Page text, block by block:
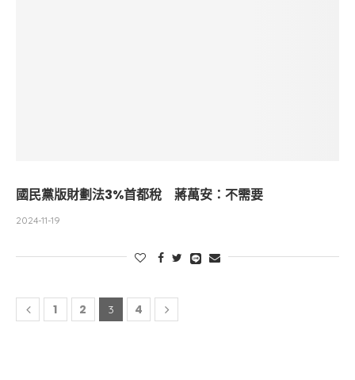
國民黨版財劃法3%首都稅 蔣萬安：不需要
2024-11-19
1 2 3 4